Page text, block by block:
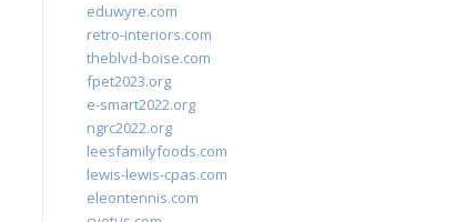
eduwyre.com
retro-interiors.com
theblvd-boise.com
fpet2023.org
e-smart2022.org
ngrc2022.org
leesfamilyfoods.com
lewis-lewis-cpas.com
eleontennis.com